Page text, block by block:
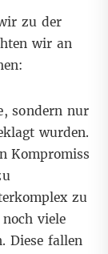
zu der
wir an
sondern nur
wurden.
Kompromiss
zu
viele
Diese fallen